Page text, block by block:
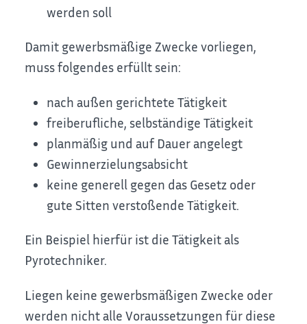
werden soll
Damit gewerbsmäßige Zwecke vorliegen,
muss folgendes erfüllt sein:
nach außen gerichtete Tätigkeit
freiberufliche, selbständige Tätigkeit
planmäßig und auf Dauer angelegt
Gewinnerzielungsabsicht
keine generell gegen das Gesetz oder
gute Sitten verstoßende Tätigkeit.
Ein Beispiel hierfür ist die Tätigkeit als
Pyrotechniker.
Liegen keine gewerbsmäßigen Zwecke oder
werden nicht alle Voraussetzungen für diese